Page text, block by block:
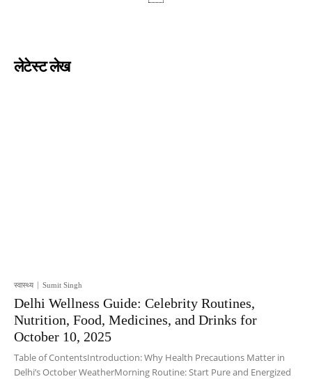
लेटेस्ट लेख
स्वास्थ्य Sumit Singh
Delhi Wellness Guide: Celebrity Routines,
Nutrition, Food, Medicines, and Drinks for
October 10, 2025
Table of ContentsIntroduction: Why Health Precautions Matter in
Delhi’s October WeatherMorning Routine: Start Pure and Energized